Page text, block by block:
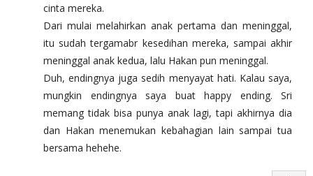
cinta mereka.
Dari mulai melahirkan anak pertama dan meninggal,
itu sudah tergamabr kesedihan mereka, sampai akhir
meninggal anak kedua, lalu Hakan pun meninggal.
Duh, endingnya juga sedih menyayat hati. Kalau saya,
mungkin endingnya saya buat happy ending. Sri
memang tidak bisa punya anak lagi, tapi akhirnya dia
dan Hakan menemukan kebahagian lain sampai tua
bersama hehehe.